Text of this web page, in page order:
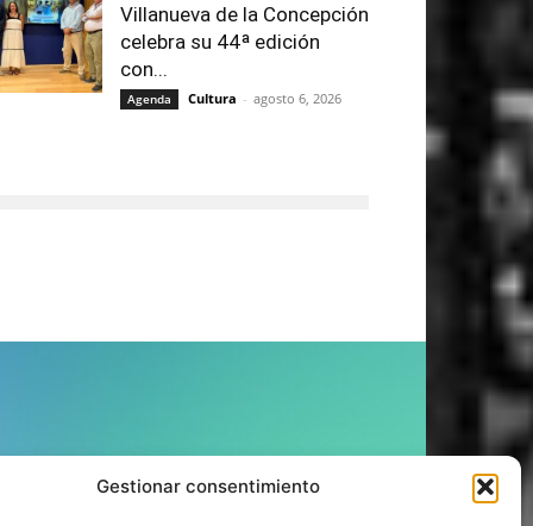
Gestionar consentimiento
Villanueva de la Concepción
celebra su 44ª edición
con...
Agenda Cultura - agosto 6, 2026